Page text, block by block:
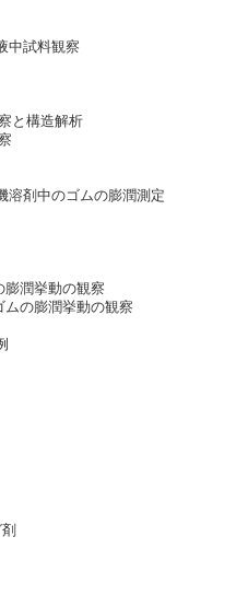
中試料観察
と構造解析
剤中のゴムの膨潤測定
潤挙動の観察
の膨潤挙動の観察